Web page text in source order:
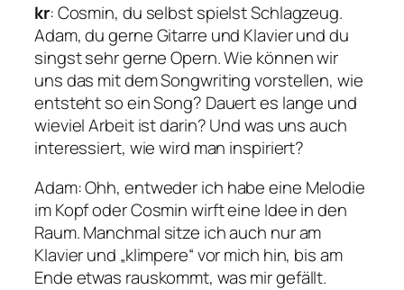
kr: Cosmin, du selbst spielst Schlagzeug.
Adam, du gerne Gitarre und Klavier und du
singst sehr gerne Opern. Wie können wir
uns das mit dem Songwriting vorstellen, wie
entsteht so ein Song? Dauert es lange und
wieviel Arbeit ist darin? Und was uns auch
interessiert, wie wird man inspiriert?
Adam: Ohh, entweder ich habe eine Melodie
im Kopf oder Cosmin wirft eine Idee in den
Raum. Manchmal sitze ich auch nur am
Klavier und „klimpere“ vor mich hin, bis am
Ende etwas rauskommt, was mir gefällt.